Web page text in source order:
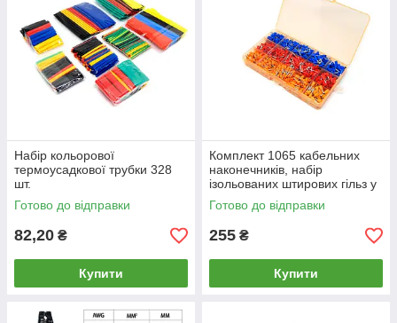
Набір кольорової
термоусадкової трубки 328
шт.
Готово до відправки
82,20 ₴
Купити
Комплект 1065 кабельних
наконечників, набір
ізольованих штирових гільз у
кейсі
Готово до відправки
255 ₴
Купити